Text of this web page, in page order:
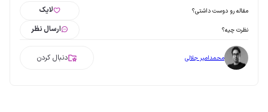
مقاله رو دوست داشتی؟ لایک
نظرت چیه؟ ارسال نظر
محمدامیر جلالی دنبال کردن